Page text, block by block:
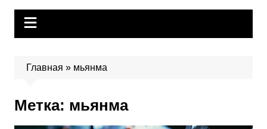
Главная » мьянма
Метка: мьянма